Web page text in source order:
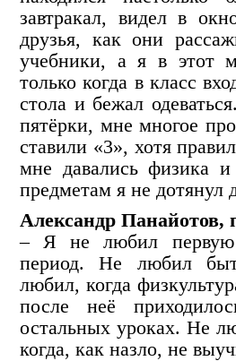
завтракал, видел в
друзья, как они
учебники, а я в этот
только когда в класс
стола и бежал
пятёрки, мне многое
ставили «3», хотя
мне давались физика
предметам я не дотянул
Александр Панайотов,
– Я не любил первую
период. Не любил
любил, когда
после неё
остальных уроках. Не
когда, как назло, не